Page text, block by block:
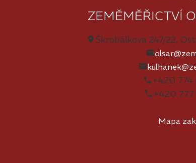
ZEMĚMĚŘICTVÍ
Škrobálkova 247/22,
+420 774
+420 777
Mapa